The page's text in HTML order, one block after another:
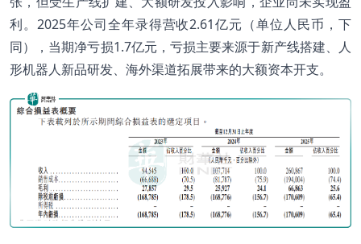
利。2025年公司全年录得营收2.61亿元（单位人民币，下
同），当期净亏损1.7亿元，亏损主要来源于新产线搭建、人
形机器人新品研发、海外渠道拓展带来的大额资本开支。